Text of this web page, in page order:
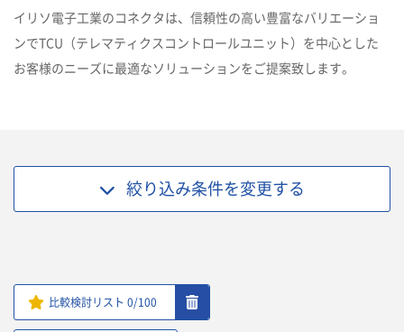
イリソ電子工業のコネクタは、信頼性の高い豊富なバリエーショ
ンでTCU（テレマティクスコントロールユニット）を中心とした
お客様のニーズに最適なソリューションをご提案致します。
絞り込み条件を変更する
比較検討リスト 0/100